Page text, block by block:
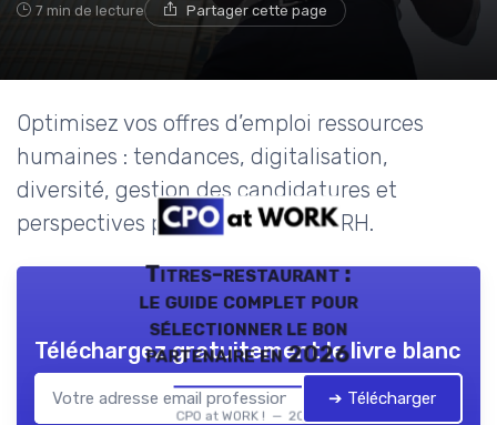
7 min de lecture Partager cette page
Optimisez vos offres d’emploi ressources
humaines : tendances, digitalisation,
diversité, gestion des candidatures et
perspectives pour responsables RH.
Titres-restaurant :
le guide complet pour
sélectionner le bon
partenaire en 2026
CPO at WORK ! — 2026
Téléchargez gratuitement le livre blanc
➔ Télécharger